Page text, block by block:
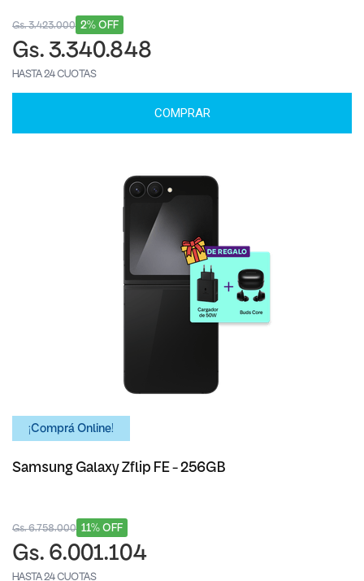
2% OFF
Gs. 3.423.000
Gs. 3.340.848
HASTA 24 CUOTAS
COMPRAR
¡Comprá Online!
Samsung Galaxy Zflip FE - 256GB
11% OFF
Gs. 6.758.000
Gs. 6.001.104
HASTA 24 CUOTAS